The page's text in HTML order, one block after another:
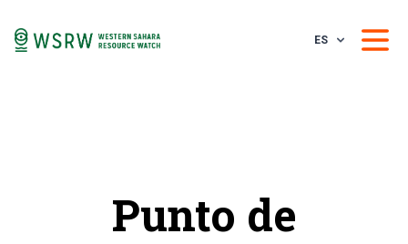
ES
Punto de